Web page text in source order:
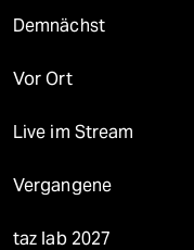
Demnächst
Vor Ort
Live im Stream
Vergangene
taz lab 2027